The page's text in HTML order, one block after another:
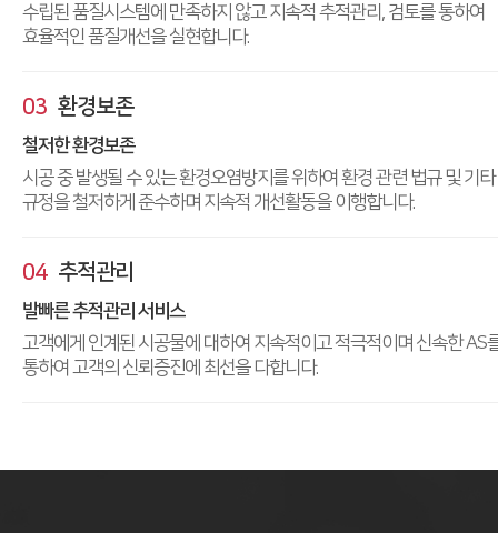
수립된 품질시스템에 만족하지 않고 지속적 추적관리, 검토를 통하여
효율적인 품질개선을 실현합니다.
03 환경보존
철저한 환경보존
시공 중 발생될 수 있는 환경오염방지를 위하여 환경 관련 법규 및 기타
규정을 철저하게 준수하며 지속적 개선활동을 이행합니다.
04 추적관리
발빠른 추적관리 서비스
고객에게 인계된 시공물에 대하여 지속적이고 적극적이며 신속한 AS
통하여 고객의 신뢰증진에 최선을 다합니다.